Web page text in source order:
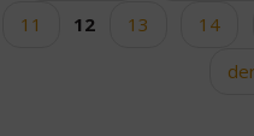
11
12 13 14